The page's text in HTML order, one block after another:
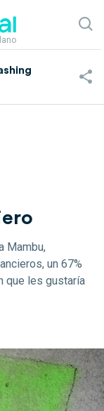
Mambu,
un 67%
que les gustaría